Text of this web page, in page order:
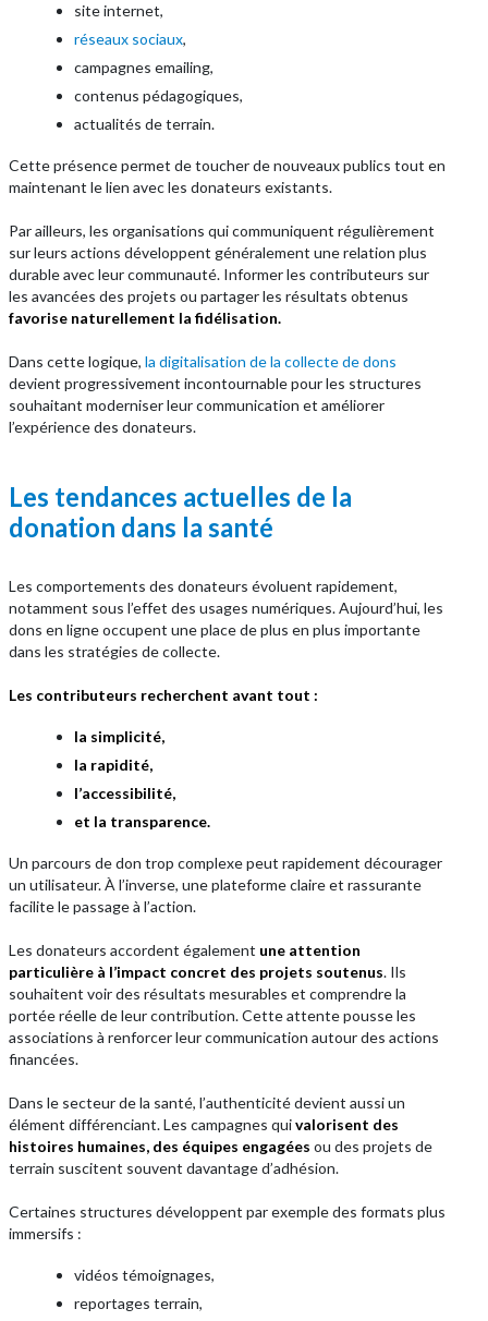
site internet,
réseaux sociaux,
campagnes emailing,
contenus pédagogiques,
actualités de terrain.
Cette présence permet de toucher de nouveaux publics tout en
maintenant le lien avec les donateurs existants.
Par ailleurs, les organisations qui communiquent régulièrement
sur leurs actions développent généralement une relation plus
durable avec leur communauté. Informer les contributeurs sur
les avancées des projets ou partager les résultats obtenus
favorise naturellement la fidélisation.
Dans cette logique, la digitalisation de la collecte de dons
devient progressivement incontournable pour les structures
souhaitant moderniser leur communication et améliorer
l’expérience des donateurs.
Les tendances actuelles de la
donation dans la santé
Les comportements des donateurs évoluent rapidement,
notamment sous l’effet des usages numériques. Aujourd’hui, les
dons en ligne occupent une place de plus en plus importante
dans les stratégies de collecte.
Les contributeurs recherchent avant tout :
la simplicité,
la rapidité,
l’accessibilité,
et la transparence.
Un parcours de don trop complexe peut rapidement décourager
un utilisateur. À l’inverse, une plateforme claire et rassurante
facilite le passage à l’action.
Les donateurs accordent également une attention
particulière à l’impact concret des projets soutenus. Ils
souhaitent voir des résultats mesurables et comprendre la
portée réelle de leur contribution. Cette attente pousse les
associations à renforcer leur communication autour des actions
financées.
Dans le secteur de la santé, l’authenticité devient aussi un
élément différenciant. Les campagnes quivalorisent des
histoires humaines, des équipes engagées ou des projets de
terrain suscitent souvent davantage d’adhésion.
Certaines structures développent par exemple des formats plus
immersifs :
vidéos témoignages,
reportages terrain,